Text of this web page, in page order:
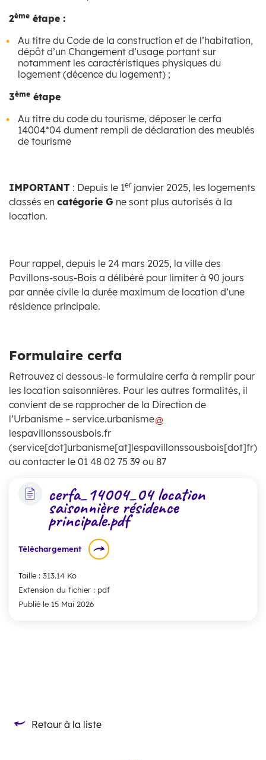
2ème étape :
Au titre du Code de la construction et de l’habitation,
dépôt d’un Changement d’usage portant sur
notamment les caractéristiques physiques du
logement (décence du logement) ;
3ème étape
Au titre du code du tourisme, déposer le cerfa
14004*04 dument rempli de déclaration des meublés
de tourisme
IMPORTANT : Depuis le 1erjanvier 2025, les logements
classés en catégorie G ne sont plus autorisés à la
location.
Pour rappel, depuis le 24 mars 2025, la ville des
Pavillons-sous-Bois a délibéré pour limiter à 90 jours
par année civile la durée maximum de location d’une
résidence principale.
Formulaire cerfa
Retrouvez ci dessous-le formulaire cerfa à remplir pour
les location saisonnières. Pour les autres formalités, il
convient de se rapprocher de la Direction de
l’Urbanisme – service.urbanisme
lespavillonssousbois.fr
(service[dot]urbanisme[at]lespavillonssousbois[dot]fr)
ou contacter le 01 48 02 75 39 ou 87
cerfa_14004_04 location
saisonnière résidence
principale.pdf
Téléchargement
Taille : 313.14 Ko
Extension du fichier : pdf
Publié le 15 Mai 2026
Retour à la liste
Retour à la liste